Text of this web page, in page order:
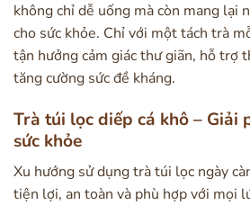
không chỉ dễ uống mà còn mang lại
cho sức khỏe. Chỉ với một tách trà
tận hưởng cảm giác thư giãn, hỗ trợ
tăng cường sức đề kháng.
Trà túi lọc diếp cá khô – Giải
sức khỏe
Xu hướng sử dụng trà túi lọc ngày
tiện lợi, an toàn và phù hợp với mọi